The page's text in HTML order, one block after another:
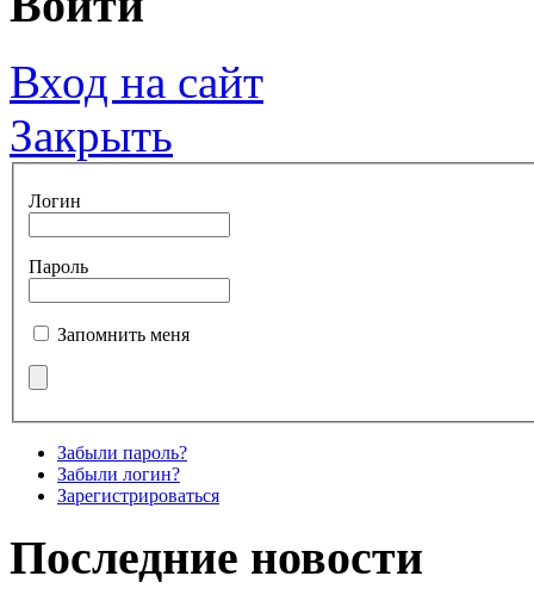
Вход на сайт
Закрыть
Логин
Пароль
Запомнить меня
Забыли пароль?
Забыли логин?
Зарегистрироваться
Последние новости